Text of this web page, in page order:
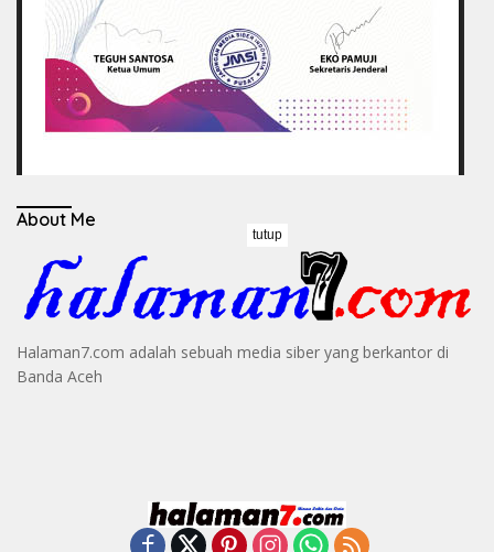
About Me
Halaman7.com adalah sebuah media siber yang berkantor di
Banda Aceh
tutup